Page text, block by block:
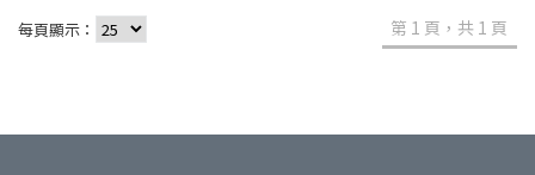
每頁顯示： 第 1 頁，共 1 頁